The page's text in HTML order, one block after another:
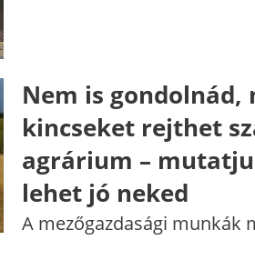
Nem is gondolnád,
kincseket rejthet
agrárium –
lehet jó neked
A mezőgazdasági munkák